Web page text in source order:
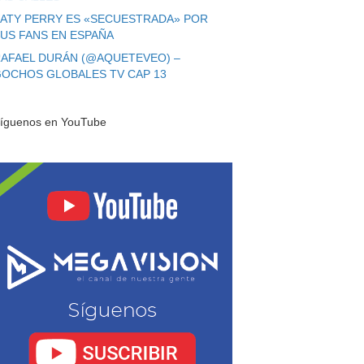
PERRY ES «SECUESTRADA» POR
FANS EN ESPAÑA
DURÁN (@AQUETEVEO) –
GLOBALES TV CAP 13
en YouTube